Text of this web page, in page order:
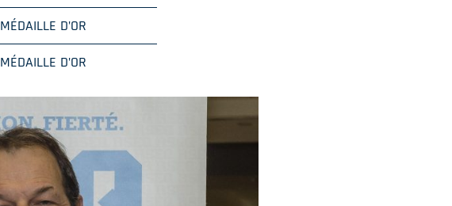
MÉDAILLE D’OR
MÉDAILLE D’OR